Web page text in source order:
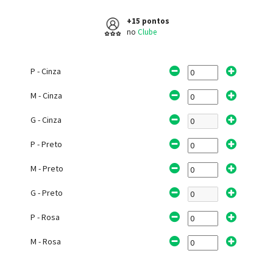
+15 pontos
no Clube
P - Cinza
M - Cinza
G - Cinza
P - Preto
M - Preto
G - Preto
P - Rosa
M - Rosa